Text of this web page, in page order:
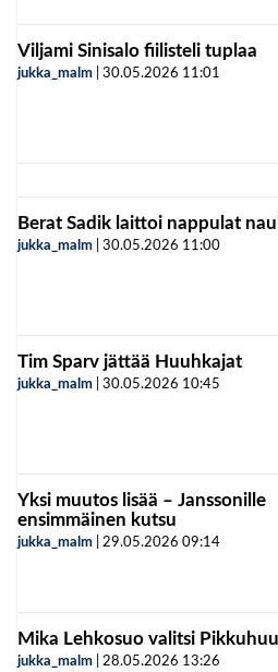
Viljami Sinisalo fiilisteli tuplaa
jukka_malm 30.05.2026 11:01
Berat Sadik laittoi nappulat
jukka_malm 30.05.2026 11:00
Tim Sparv jättää Huuhkajat
jukka_malm 30.05.2026 10:45
Yksi muutos lisää – Janssonille
ensimmäinen kutsu
jukka_malm 29.05.2026 09:14
Mika Lehkosuo valitsi
jukka_malm 28.05.2026 13:26